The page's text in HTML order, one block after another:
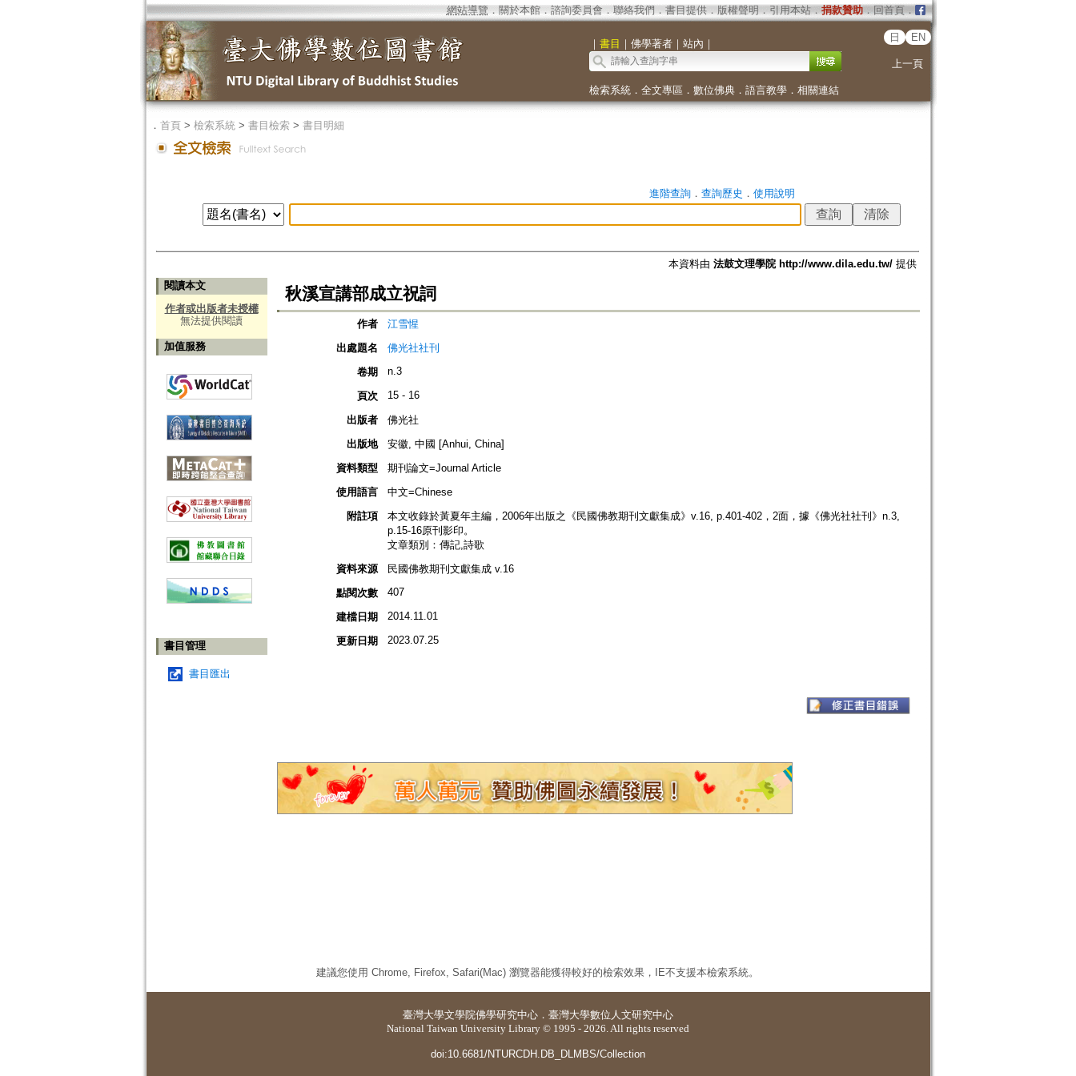
網站導覽 ． 關於本館． 諮詢委員會． 聯絡我們 ． 書目提供． 版權聲明 ． 引用本站． 捐款贊助．回首頁．
｜ 書目 ｜ 佛學著者｜ 站內 ｜
日 EN
上一頁
檢索系統． 全文專區 ． 數位佛典． 語言教學． 相關連結
． 首頁> 檢索系統> 書目檢索> 書目明細
進階查詢． 查詢歷史 ． 使用說明
本資料由 法鼓文理學院 http://www.dila.edu.tw/提供
閱讀本文
作者或出版者未授權
無法提供閱讀
加值服務
書目管理
書目匯出
秋溪宣講部成立祝詞
作者
江雪惺
出處題名
佛光社社刊
卷期
n.3
頁次 15 - 16
出版者
佛光社
出版地
安徽, 中國 [Anhui, China]
資料類型
期刊論文=Journal Article
使用語言
中文=Chinese
附註項
本文收錄於黃夏年主編，2006年出版之《民國佛教期刊文獻集成》v.16, p.401-402，2面，據《佛光社社刊》n.3,
p.15-16原刊影印。
文章類別：傳記,詩歌
資料來源
民國佛教期刊文獻集成 v.16
點閱次數
407
建檔日期 2014.11.01
更新日期 2023.07.25
建議您使用 Chrome, Firefox, Safari(Mac) 瀏覽器能獲得較好的檢索效果，IE不支援本檢索系統。
臺灣大學文學院佛學研究中心 ． 臺灣大學數位人文研究中心
National Taiwan University Library © 1995 - 2026. All rights reserved
doi:10.6681/NTURCDH.DB_DLMBS/Collection